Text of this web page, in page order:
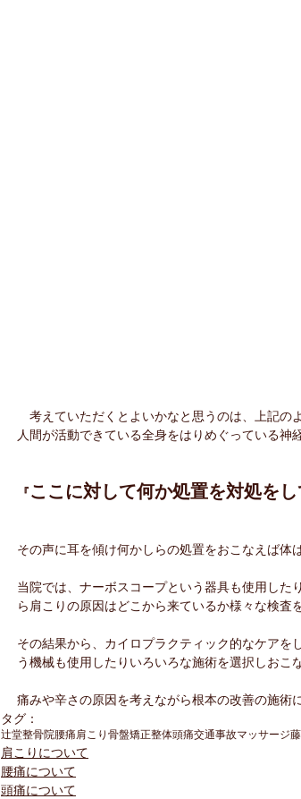
考えていただくとよいかなと思うのは、上記の
人間が活動できている全身をはりめぐっている神
『ここに対して何か処置を対処をし
その声に耳を傾け何かしらの処置をおこなえば体
当院では、ナーボスコープという器具も使用し
ら肩こりの原因はどこから来ているか様々な検査
その結果から、カイロプラクティック的なケア
う機械も使用したりいろいろな施術を選択しおこ
痛みや辛さの原因を考えながら根本の改善の施術
タグ：
辻堂整骨院腰痛 肩こり 骨盤矯正整体頭痛交通事故マッサージ
肩こりについて
腰痛について
頭痛について